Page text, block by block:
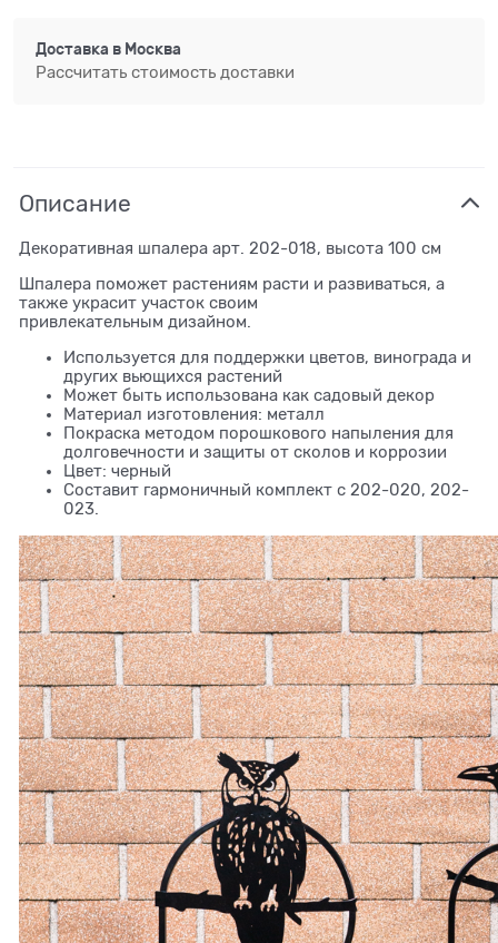
Доставка в Москва
Рассчитать стоимость доставки
Описание
Декоративная шпалера арт. 202-018, высота 100 см
Шпалера поможет растениям расти и развиваться, а
также украсит участок своим
привлекательным дизайном.
Используется для поддержки цветов, винограда и
других вьющихся растений
Может быть использована как садовый декор
Материал изготовления: металл
Покраска методом порошкового напыления для
долговечности и защиты от сколов и коррозии
Цвет: черный
Составит гармоничный комплект с 202-020, 202-
023.